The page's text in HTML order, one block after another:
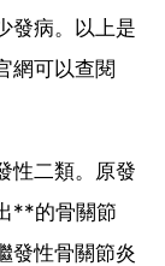
發病。以上是
網可以查閱
性二類。原發
**的骨關節
發性骨關節炎